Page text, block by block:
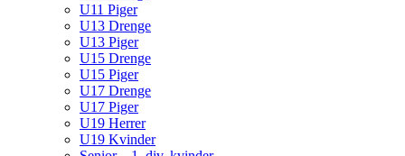
U11 Piger
U13 Drenge
U13 Piger
U15 Drenge
U15 Piger
U17 Drenge
U17 Piger
U19 Herrer
U19 Kvinder